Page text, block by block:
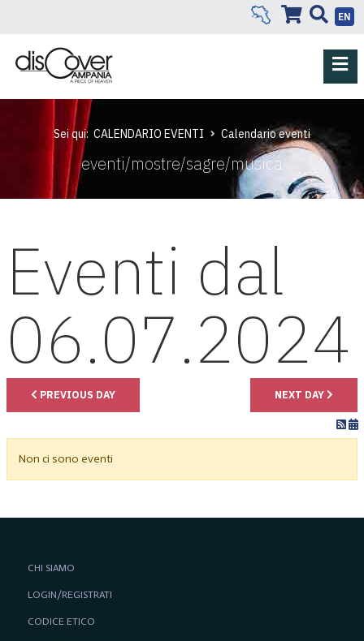
EN
Sei qui: CALENDARIO EVENTI Calendario eventi
eventi/mostre/sagre/musica
Eventi dal
06.07.2024
PREVIOUS DAY NEXT DAY
Non ci sono eventi
CHI SIAMO
LOGIN/REGISTRATI
CODICE ETICO